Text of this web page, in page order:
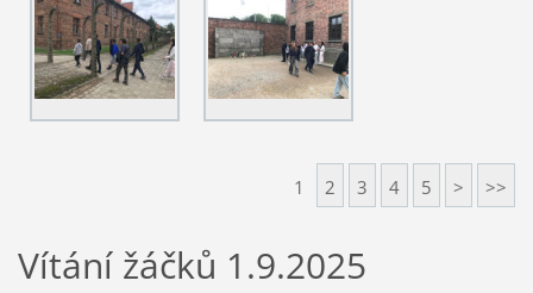
1 2 3 4 5 > >>
Vítání žáčků 1.9.2025